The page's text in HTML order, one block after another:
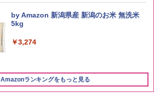
by Amazon 新潟県産 新潟のお米 無洗米
5kg
￥3,274
Amazonランキングをもっと見る